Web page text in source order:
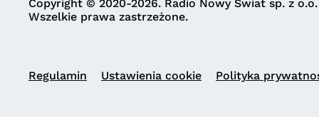
Copyright © 2020-2026. Radio Nowy Świat sp. z o.o.
Wszelkie prawa zastrzeżone.
Regulamin Ustawienia cookie Polityka